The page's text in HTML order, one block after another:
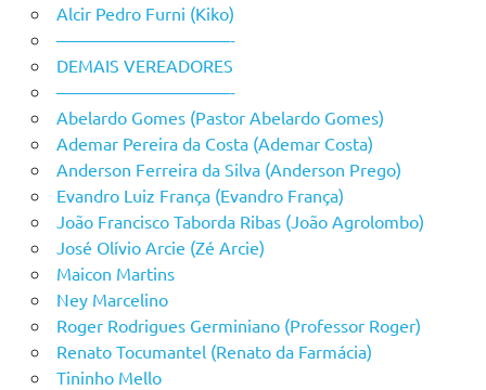
Alcir Pedro Furni (Kiko)
——————————-
DEMAIS VEREADORES
——————————-
Abelardo Gomes (Pastor Abelardo Gomes)
Ademar Pereira da Costa (Ademar Costa)
Anderson Ferreira da Silva (Anderson Prego)
Evandro Luiz França (Evandro França)
João Francisco Taborda Ribas (João Agrolombo)
José Olívio Arcie (Zé Arcie)
Maicon Martins
Ney Marcelino
Roger Rodrigues Germiniano (Professor Roger)
Renato Tocumantel (Renato da Farmácia)
Tininho Mello